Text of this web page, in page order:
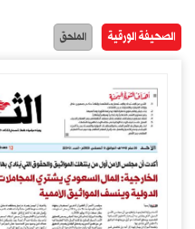
الصحيفة الورقية الملحق